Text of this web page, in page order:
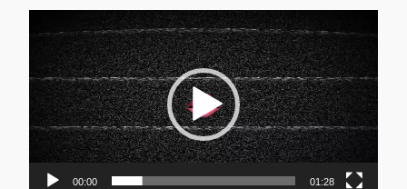
de
vídeo
00:00 01:28